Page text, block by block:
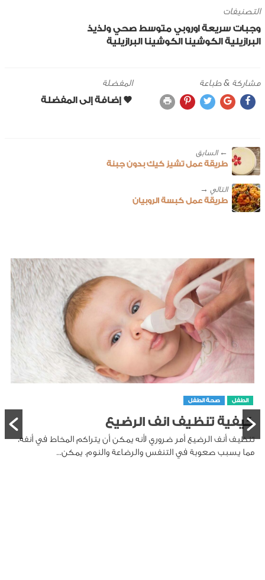
التصنيفات
وجبات سريعة اوروبي متوسط صحي ولذيذ
البرازيلية الكوشينا الكوشينا البرازيلية
مشاركة & طباعة المفضلة
← ‎السابق
طريقة عمل تشيز كيك بدون جبنة
طريقة عمل كبسة الروبيان
الطفل صحة الطفل
طريقة تنظيف لسان الرضيع